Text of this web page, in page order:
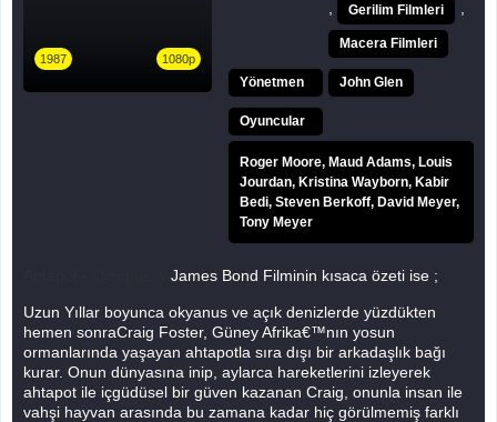
1987 1080p
Gerilim Filmleri
Macera Filmleri
Yönetmen John Glen
Oyuncular
Roger Moore, Maud Adams, Louis
Jourdan, Kristina Wayborn, Kabir
Bedi, Steven Berkoff, David Meyer,
Tony Meyer
James Bond Filminin kısaca özeti ise ;
Uzun Yıllar boyunca okyanus ve açık denizlerde yüzdükten
hemen sonraCraig Foster, Güney Afrika€™nın yosun
ormanlarında yaşayan ahtapotla sıra dışı bir arkadaşlık bağı
kurar. Onun dünyasına inip, aylarca hareketlerini izleyerek
ahtapot ile içgüdüsel bir güven kazanan Craig, onunla insan ile
vahşi hayvan arasında bu zamana kadar hiç görülmemiş farklı